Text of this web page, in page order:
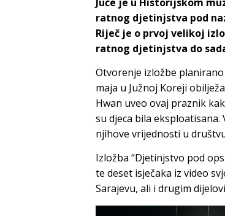
ratnog djetinjstva pod
Riječ je o prvoj velikoj
ratnog djetinjstva do
Otvorenje izložbe planirano
maja u Južnoj Koreji
Hwan uveo ovaj praznik
su djeca bila
njihove vrijednosti u
Izložba “Djetinjstvo pod
te deset isječaka iz video
Sarajevu, ali i drugim